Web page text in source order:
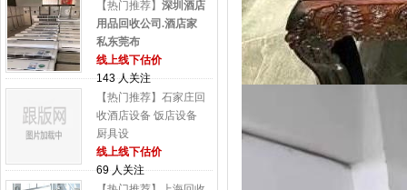
【热门推荐】 深圳酒店
用品回收公司.酒店家
私东莞布
线上线下估价
143 人关注
【热门推荐】石家庄回
收酒店设备 饭店设备
厨具设
线上线下估价
69 人关注